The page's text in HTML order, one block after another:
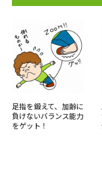
足指を鍛えて、加齢に
負けないバランス能力
をゲット！